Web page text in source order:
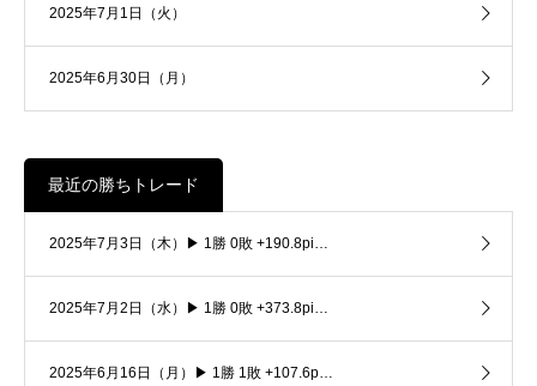
2025年7月1日（火）
2025年6月30日（月）
最近の勝ちトレード
2025年7月3日（木）▶ 1勝 0敗 +190.8pi…
2025年7月2日（水）▶ 1勝 0敗 +373.8pi…
2025年6月16日（月）▶ 1勝 1敗 +107.6p…